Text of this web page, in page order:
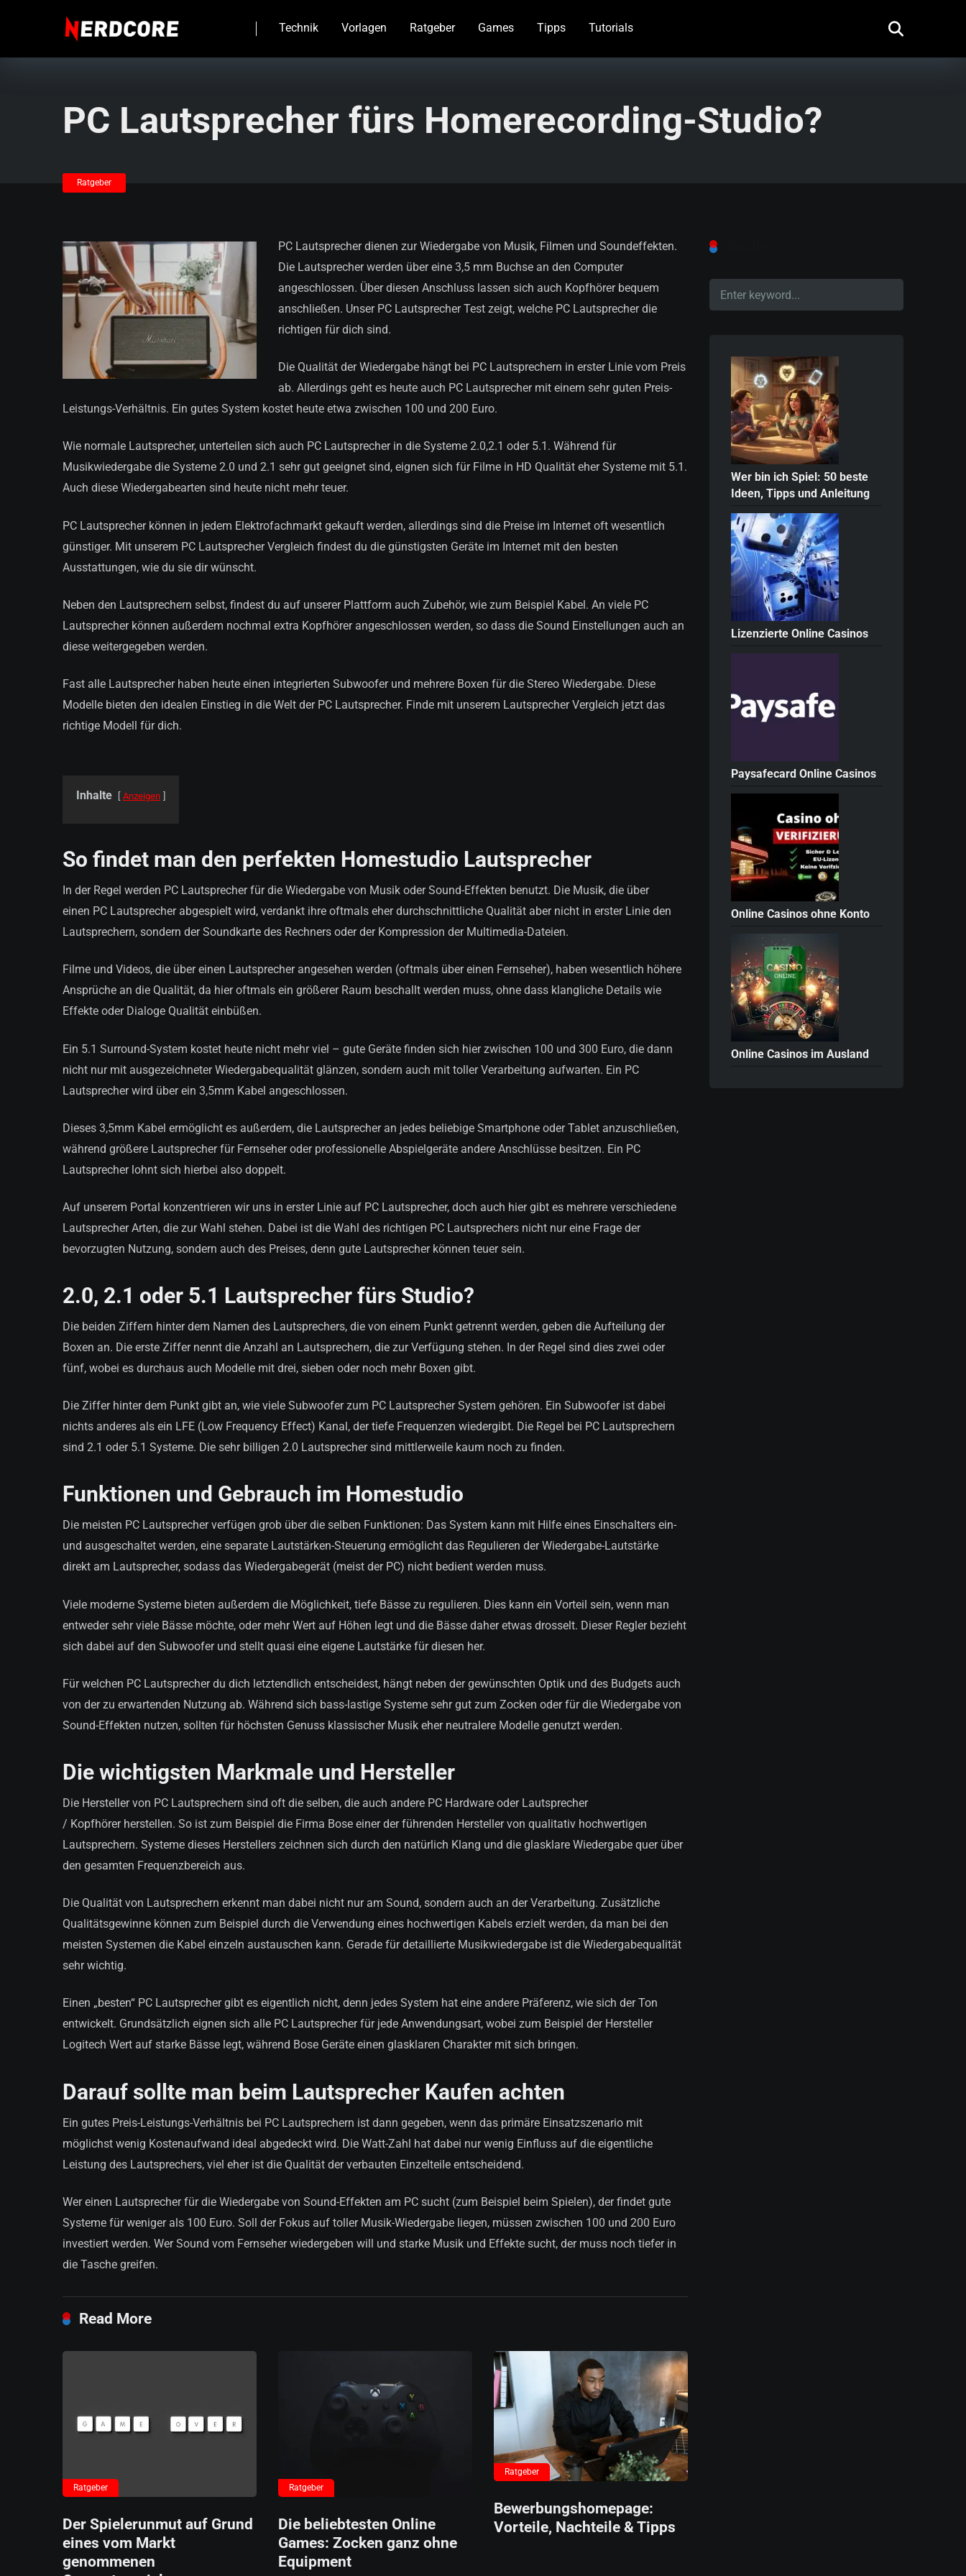
Technik Vorlagen Ratgeber Games Tipps Tutorials
PC Lautsprecher fürs Homerecording-Studio?
Ratgeber
PC Lautsprecher dienen zur Wiedergabe von Musik, Filmen und Soundeffekten.
Die Lautsprecher werden über eine 3,5 mm Buchse an den Computer
angeschlossen. Über diesen Anschluss lassen sich auch Kopfhörer bequem
anschließen. Unser PC Lautsprecher Test zeigt, welche PC Lautsprecher die
richtigen für dich sind.
Die Qualität der Wiedergabe hängt bei PC Lautsprechern in erster Linie vom Preis
ab. Allerdings geht es heute auch PC Lautsprecher mit einem sehr guten Preis-
Leistungs-Verhältnis. Ein gutes System kostet heute etwa zwischen 100 und 200 Euro.
Wie normale Lautsprecher, unterteilen sich auch PC Lautsprecher in die Systeme 2.0,2.1 oder 5.1. Während für
Musikwiedergabe die Systeme 2.0 und 2.1 sehr gut geeignet sind, eignen sich für Filme in HD Qualität eher Systeme mit 5.1.
Auch diese Wiedergabearten sind heute nicht mehr teuer.
PC Lautsprecher können in jedem Elektrofachmarkt gekauft werden, allerdings sind die Preise im Internet oft wesentlich
günstiger. Mit unserem PC Lautsprecher Vergleich findest du die günstigsten Geräte im Internet mit den besten
Ausstattungen, wie du sie dir wünscht.
Neben den Lautsprechern selbst, findest du auf unserer Plattform auch Zubehör, wie zum Beispiel Kabel. An viele PC
Lautsprecher können außerdem nochmal extra Kopfhörer angeschlossen werden, so dass die Sound Einstellungen auch an
diese weitergegeben werden.
Fast alle Lautsprecher haben heute einen integrierten Subwoofer und mehrere Boxen für die Stereo Wiedergabe. Diese
Modelle bieten den idealen Einstieg in die Welt der PC Lautsprecher. Finde mit unserem Lautsprecher Vergleich jetzt das
richtige Modell für dich.
Inhalte Anzeigen
So findet man den perfekten Homestudio Lautsprecher
In der Regel werden PC Lautsprecher für die Wiedergabe von Musik oder Sound-Effekten benutzt. Die Musik, die über
einen PC Lautsprecher abgespielt wird, verdankt ihre oftmals eher durchschnittliche Qualität aber nicht in erster Linie den
Lautsprechern, sondern der Soundkarte des Rechners oder der Kompression der Multimedia-Dateien.
Filme und Videos, die über einen Lautsprecher angesehen werden (oftmals über einen Fernseher), haben wesentlich höhere
Ansprüche an die Qualität, da hier oftmals ein größerer Raum beschallt werden muss, ohne dass klangliche Details wie
Effekte oder Dialoge Qualität einbüßen.
Ein 5.1 Surround-System kostet heute nicht mehr viel – gute Geräte finden sich hier zwischen 100 und 300 Euro, die dann
nicht nur mit ausgezeichneter Wiedergabequalität glänzen, sondern auch mit toller Verarbeitung aufwarten. Ein PC
Lautsprecher wird über ein 3,5mm Kabel angeschlossen.
Dieses 3,5mm Kabel ermöglicht es außerdem, die Lautsprecher an jedes beliebige Smartphone oder Tablet anzuschließen,
während größere Lautsprecher für Fernseher oder professionelle Abspielgeräte andere Anschlüsse besitzen. Ein PC
Lautsprecher lohnt sich hierbei also doppelt.
Auf unserem Portal konzentrieren wir uns in erster Linie auf PC Lautsprecher, doch auch hier gibt es mehrere verschiedene
Lautsprecher Arten, die zur Wahl stehen. Dabei ist die Wahl des richtigen PC Lautsprechers nicht nur eine Frage der
bevorzugten Nutzung, sondern auch des Preises, denn gute Lautsprecher können teuer sein.
2.0, 2.1 oder 5.1 Lautsprecher fürs Studio?
Die beiden Ziffern hinter dem Namen des Lautsprechers, die von einem Punkt getrennt werden, geben die Aufteilung der
Boxen an. Die erste Ziffer nennt die Anzahl an Lautsprechern, die zur Verfügung stehen. In der Regel sind dies zwei oder
fünf, wobei es durchaus auch Modelle mit drei, sieben oder noch mehr Boxen gibt.
Die Ziffer hinter dem Punkt gibt an, wie viele Subwoofer zum PC Lautsprecher System gehören. Ein Subwoofer ist dabei
nichts anderes als ein LFE (Low Frequency Effect) Kanal, der tiefe Frequenzen wiedergibt. Die Regel bei PC Lautsprechern
sind 2.1 oder 5.1 Systeme. Die sehr billigen 2.0 Lautsprecher sind mittlerweile kaum noch zu finden.
Funktionen und Gebrauch im Homestudio
Die meisten PC Lautsprecher verfügen grob über die selben Funktionen: Das System kann mit Hilfe eines Einschalters ein-
und ausgeschaltet werden, eine separate Lautstärken-Steuerung ermöglicht das Regulieren der Wiedergabe-Lautstärke
direkt am Lautsprecher, sodass das Wiedergabegerät (meist der PC) nicht bedient werden muss.
Viele moderne Systeme bieten außerdem die Möglichkeit, tiefe Bässe zu regulieren. Dies kann ein Vorteil sein, wenn man
entweder sehr viele Bässe möchte, oder mehr Wert auf Höhen legt und die Bässe daher etwas drosselt. Dieser Regler bezieht
sich dabei auf den Subwoofer und stellt quasi eine eigene Lautstärke für diesen her.
Für welchen PC Lautsprecher du dich letztendlich entscheidest, hängt neben der gewünschten Optik und des Budgets auch
von der zu erwartenden Nutzung ab. Während sich bass-lastige Systeme sehr gut zum Zocken oder für die Wiedergabe von
Sound-Effekten nutzen, sollten für höchsten Genuss klassischer Musik eher neutralere Modelle genutzt werden.
Die wichtigsten Markmale und Hersteller
Die Hersteller von PC Lautsprechern sind oft die selben, die auch andere PC Hardware oder Lautsprecher
/ Kopfhörer herstellen. So ist zum Beispiel die Firma Bose einer der führenden Hersteller von qualitativ hochwertigen
Lautsprechern. Systeme dieses Herstellers zeichnen sich durch den natürlich Klang und die glasklare Wiedergabe quer über
den gesamten Frequenzbereich aus.
Die Qualität von Lautsprechern erkennt man dabei nicht nur am Sound, sondern auch an der Verarbeitung. Zusätzliche
Qualitätsgewinne können zum Beispiel durch die Verwendung eines hochwertigen Kabels erzielt werden, da man bei den
meisten Systemen die Kabel einzeln austauschen kann. Gerade für detaillierte Musikwiedergabe ist die Wiedergabequalität
sehr wichtig.
Einen „besten“ PC Lautsprecher gibt es eigentlich nicht, denn jedes System hat eine andere Präferenz, wie sich der Ton
entwickelt. Grundsätzlich eignen sich alle PC Lautsprecher für jede Anwendungsart, wobei zum Beispiel der Hersteller
Logitech Wert auf starke Bässe legt, während Bose Geräte einen glasklaren Charakter mit sich bringen.
Darauf sollte man beim Lautsprecher Kaufen achten
Ein gutes Preis-Leistungs-Verhältnis bei PC Lautsprechern ist dann gegeben, wenn das primäre Einsatzszenario mit
möglichst wenig Kostenaufwand ideal abgedeckt wird. Die Watt-Zahl hat dabei nur wenig Einfluss auf die eigentliche
Leistung des Lautsprechers, viel eher ist die Qualität der verbauten Einzelteile entscheidend.
Wer einen Lautsprecher für die Wiedergabe von Sound-Effekten am PC sucht (zum Beispiel beim Spielen), der findet gute
Systeme für weniger als 100 Euro. Soll der Fokus auf toller Musik-Wiedergabe liegen, müssen zwischen 100 und 200 Euro
investiert werden. Wer Sound vom Fernseher wiedergeben will und starke Musik und Effekte sucht, der muss noch tiefer in
die Tasche greifen.
Read More
Ratgeber
Der Spielerunmut auf Grund
eines vom Markt
genommenen
Ratgeber
Die beliebtesten Online
Games: Zocken ganz ohne
Equipment
Ratgeber
Bewerbungshomepage:
Vorteile, Nachteile & Tipps
Wer bin ich Spiel: 50 beste
Ideen, Tipps und Anleitung
Lizenzierte Online Casinos
Paysafecard Online Casinos
Online Casinos ohne Konto
Online Casinos im Ausland